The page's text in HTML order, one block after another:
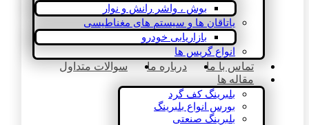
بوش ، واشر رانش و نوار
یاتاقان ها و سیستم های مغناطیسی
بازاریابی خودرو
انواع گریس ها
تماس با ما درباره ما
سوالات متداول
مقاله ها
بلبرینگ کف گرد
بورس انواع بلبرینگ
بلبرینگ صنعتی